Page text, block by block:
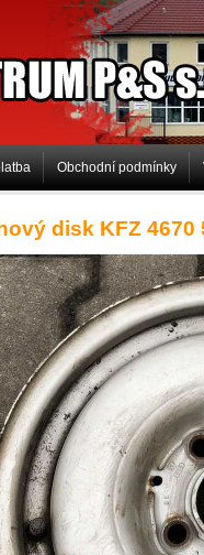
P&S
Obchodní podmínky
disk KFZ 4670